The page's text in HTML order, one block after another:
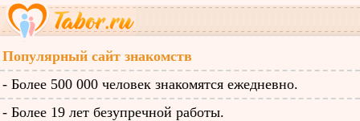
Популярный сайт знакомств
- Более 500 000 человек знакомятся ежедневно.
- Более 19 лет безупречной работы.